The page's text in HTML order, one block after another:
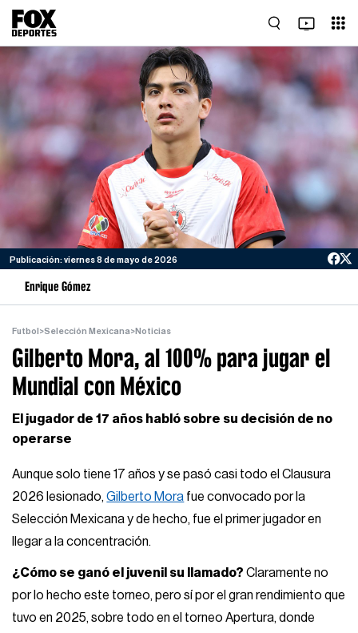
Publicación: viernes 8 de mayo de 2026
Enrique Gómez
Futbol >Selección Mexicana>Noticias
Gilberto Mora, al 100% para jugar el
Mundial con México
El jugador de 17 años habló sobre su decisión de no
operarse
Aunque solo tiene 17 años y se pasó casi todo el Clausura
2026 lesionado,Gilberto Mora fue convocado por la
Selección Mexicana y de hecho, fue el primer jugador en
llegar a la concentración.
¿Cómo se ganó el juvenil su llamado? Claramente no
por lo hecho este torneo, pero sí por el gran rendimiento que
tuvo en 2025, sobre todo en el torneo Apertura, donde